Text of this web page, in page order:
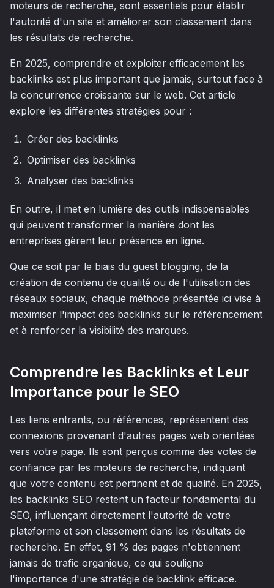
moteurs de recherche, sont essentiels pour établir
l'autorité d'un site et améliorer son classement dans
les résultats de recherche.
En 2025, comprendre et exploiter efficacement les
backlinks est plus important que jamais, surtout face à
la concurrence croissante sur le web. Cet article
explore les différentes stratégies pour :
Créer des backlinks
Optimiser des backlinks
Analyser des backlinks
En outre, il met en lumière des outils indispensables
qui peuvent transformer la manière dont les
entreprises gèrent leur présence en ligne.
Que ce soit par le biais du guest blogging, de la
création de contenu de qualité ou de l'utilisation des
réseaux sociaux, chaque méthode présentée ici vise à
maximiser l'impact des backlinks sur le référencement
et à renforcer la visibilité des marques.
Comprendre les Backlinks et Leur
Importance pour le SEO
Les liens entrants, ou références, représentent des
connexions provenant d'autres pages web orientées
vers votre page. Ils sont perçus comme des votes de
confiance par les moteurs de recherche, indiquant
que votre contenu est pertinent et de qualité. En 2025,
les backlinks SEO restent un facteur fondamental du
SEO, influençant directement l'autorité de votre
plateforme et son classement dans les résultats de
recherche. En effet, 91 % des pages n'obtiennent
jamais de trafic organique, ce qui souligne
l'importance d'une stratégie de backlink efficace.